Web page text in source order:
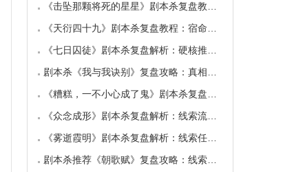
《击坠那颗将死的星星》剧本杀复盘教程：线索
《天衍四十九》剧本杀复盘教程：宿命推演线索
《七日囚徒》剧本杀复盘解析：硬核推理密室逃
剧本杀《我与我诀别》复盘攻略：真相揭秘/CP线
《糟糕，一不小心成了鬼》剧本杀复盘：欢乐变
《众念成形》剧本杀复盘解析：线索流程+任务真
《雾逝霞明》剧本杀复盘解析：线索任务+真相流
剧本杀推荐《朝歌赋》复盘攻略：线索流程/角色